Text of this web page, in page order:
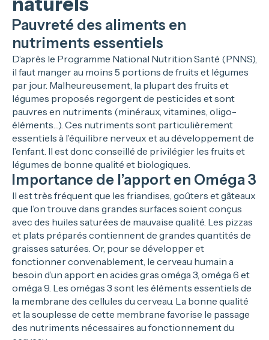
Pauvreté des aliments en
nutriments essentiels
D’après le Programme National Nutrition Santé (PNNS),
il faut manger au moins 5 portions de fruits et légumes
par jour. Malheureusement, la plupart des fruits et
légumes proposés regorgent de pesticides et sont
pauvres en nutriments (minéraux, vitamines, oligo-
éléments…). Ces nutriments sont particulièrement
essentiels à l’équilibre nerveux et au développement de
l’enfant. Il est donc conseillé de privilégier les fruits et
légumes de bonne qualité et biologiques.
Importance de l’apport en Oméga 3
Il est très fréquent que les friandises, goûters et gâteaux
que l’on trouve dans grandes surfaces soient conçus
avec des huiles saturées de mauvaise qualité. Les pizzas
et plats préparés contiennent de grandes quantités de
graisses saturées. Or, pour se développer et
fonctionner convenablement, le cerveau humain a
besoin d’un apport en acides gras oméga 3, oméga 6 et
oméga 9. Les omégas 3 sont les éléments essentiels de
la membrane des cellules du cerveau. La bonne qualité
et la souplesse de cette membrane favorise le passage
des nutriments nécessaires au fonctionnement du